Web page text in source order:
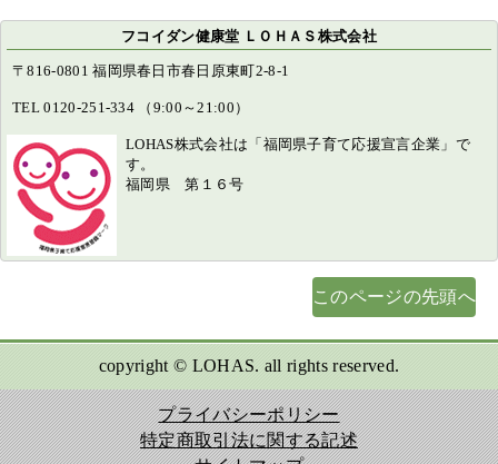
このページの先頭へ
フコイダン健康堂 ＬＯＨＡＳ株式会社
〒816-0801 福岡県春日市春日原東町2-8-1
TEL 0120-251-334 （9:00～21:00）
LOHAS株式会社は「福岡県子育て応援宣言企業」で
す。
福岡県 第１６号
copyright © LOHAS. all rights reserved.
プライバシーポリシー
特定商取引法に関する記述